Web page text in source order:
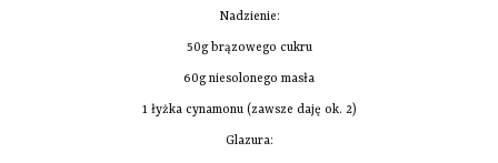
Nadzienie:
50g brązowego cukru
60g niesolonego masła
1 łyżka cynamonu (zawsze daję ok. 2)
Glazura: